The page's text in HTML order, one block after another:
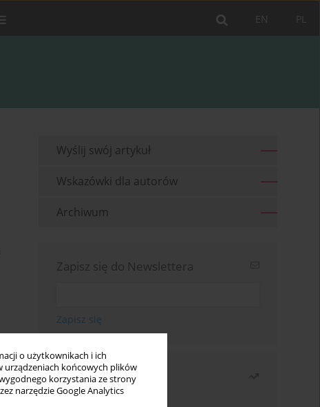
o użytkownikach i ich
urządzeniach końcowych plików
korzystania ze strony
narzędzie Google Analytics
PL
EN
Wyślij swój artykuł
Wskazówki dla autorów
Archiwum
Zapisz się do Newslettera
Najczęściej czytane
Miesiąc
Rok